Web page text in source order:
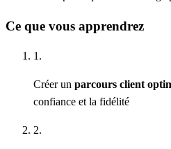
Ce que vous apprendrez
1.
Créer un parcours client
confiance et la fidélité
2.